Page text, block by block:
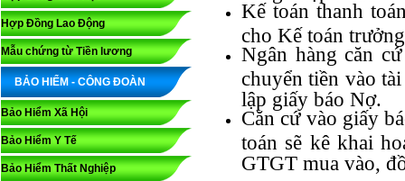
Hợp Đồng Lao Động
Mẫu chứng từ Tiền lương
BẢO HIỂM - CÔNG ĐOÀN
Bảo Hiểm Xã Hội
Bảo Hiểm Y Tế
Bảo Hiểm Thất Nghiệp
Kế toán thanh
cho Kế toán
Ngân hàng căn
chuyển tiền vào
lập giấy báo Nợ.
Căn cứ vào giấy
toán sẽ kê khai
GTGT mua vào,